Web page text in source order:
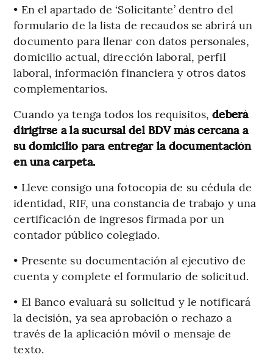
• En el apartado de ‘Solicitante’ dentro del
formulario de la lista de recaudos se abrirá un
documento para llenar con datos personales,
domicilio actual, dirección laboral, perfil
laboral, información financiera y otros datos
complementarios.
Cuando ya tenga todos los requisitos,deberá
dirigirse a la sucursal del BDV más cercana a
su domicilio para entregar la documentación
en una carpeta.
• Lleve consigo una fotocopia de su cédula de
identidad, RIF, una constancia de trabajo y una
certificación de ingresos firmada por un
contador público colegiado.
• Presente su documentación al ejecutivo de
cuenta y complete el formulario de solicitud.
• El Banco evaluará su solicitud y le notificará
la decisión, ya sea aprobación o rechazo a
través de la aplicación móvil o mensaje de
texto.